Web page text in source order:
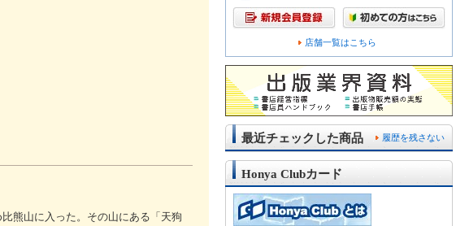
熊山に入った。その山にある「天狗
店舗一覧はこちら
履歴を残さない
最近チェックした商品
Honya Clubカード